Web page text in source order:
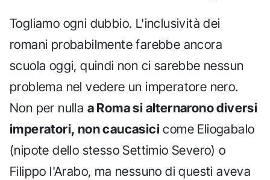
Togliamo ogni dubbio. L'inclusività dei
romani probabilmente farebbe ancora
scuola oggi, quindi non ci sarebbe nessun
problema nel vedere un imperatore nero.
Non per nulla a Roma si alternarono diversi
imperatori, non caucasici come Eliogabalo
(nipote dello stesso Settimio Severo) o
Filippo l'Arabo, ma nessuno di questi aveva